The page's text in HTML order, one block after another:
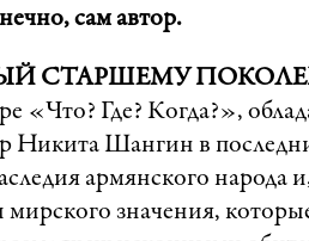
сам автор.
СТАРШЕМУ
«Что? Где? Когда?»,
Никита Шангин в
армянского народа
значения,